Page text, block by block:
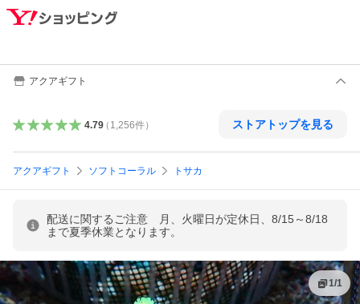
アクアギフト
4.79（ 1,256件） ストアトップを見る
アクアギフト ソフトコーラル トサカ
配送に関するご注意 月、火曜日が定休日、8/15～8/18
まで夏季休業となります。
1/1